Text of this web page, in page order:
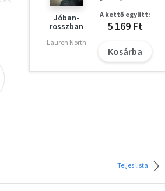
Jóban-
rosszban
Lauren North
A kettő együtt:
5 169 Ft
Kosárba
Teljes lista